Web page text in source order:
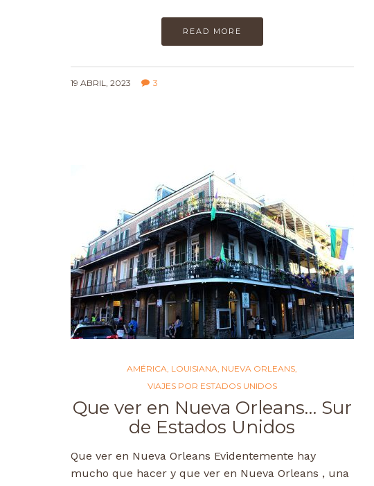
READ MORE
19 ABRIL, 2023 3
AMÉRICA, LOUISIANA, NUEVA ORLEANS,
VIAJES POR ESTADOS UNIDOS
Que ver en Nueva Orleans… Sur
de Estados Unidos
Que ver en Nueva Orleans Evidentemente hay
mucho que hacer y que ver en Nueva Orleans , una